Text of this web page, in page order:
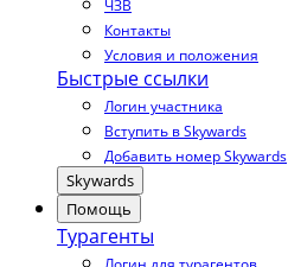
ЧЗВ
Контакты
Условия и положения
Быстрые ссылки
Логин участника
Вступить в Skywards
Добавить номер Skywards
Skywards
Помощь
Турагенты